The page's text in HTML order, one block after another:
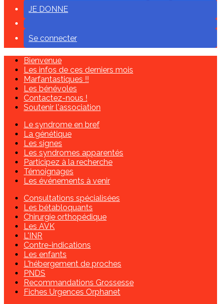
JE DONNE
Se connecter
Bienvenue
Les infos de ces derniers mois
Marfantastiques !!
Les bénévoles
Contactez-nous !
Soutenir l'association
Le syndrome en bref
La génétique
Les signes
Les syndromes apparentés
Participez à la recherche
Témoignages
Les événements à venir
Consultations spécialisées
Les bétabloquants
Chirurgie orthopédique
Les AVK
L'INR
Contre-indications
Les enfants
L'hébergement de proches
PNDS
Recommandations Grossesse
Fiches Urgences Orphanet